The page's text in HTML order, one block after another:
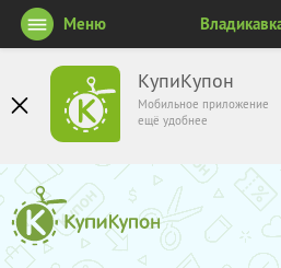
КупиКупон
Мобильное приложение
ещё удобнее
Меню